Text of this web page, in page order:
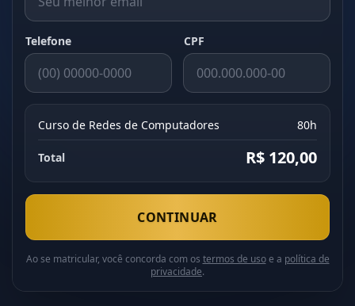
Telefone CPF
Curso de Redes de Computadores 80h
Total R$ 120,00
CONTINUAR
Ao se matricular, você concorda com os termos de usoe a política de
privacidade.